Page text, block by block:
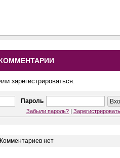
зарегистрироваться.
Пароль
Забыли пароль? |
Комментариев нет